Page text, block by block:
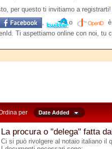
per questo ti invitiamo a
, o
Ti aspettiamo online con noi, tu
per Date Added
La procura o "delega" fatta
Ci si può rivolgere al notaio italiano il